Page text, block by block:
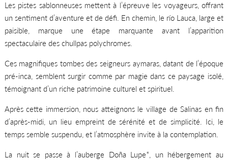
Les pistes sablonneuses mettent à l’épreuve les voyageurs, offrant
un sentiment d’aventure et de défi. En chemin, le río Lauca, large et
paisible, marque une étape marquante avant l’apparition
spectaculaire des chullpas polychromes.
Ces magnifiques tombes des seigneurs aymaras, datant de l’époque
pré-inca, semblent surgir comme par magie dans ce paysage isolé,
témoignant d’un riche patrimoine culturel et spirituel.
Après cette immersion, nous atteignons le village de Salinas en fin
d’après-midi, un lieu empreint de sérénité et de simplicité. Ici, le
temps semble suspendu, et l’atmosphère invite à la contemplation.
La nuit se passe à l’auberge Doña Lupe*, un hébergement au